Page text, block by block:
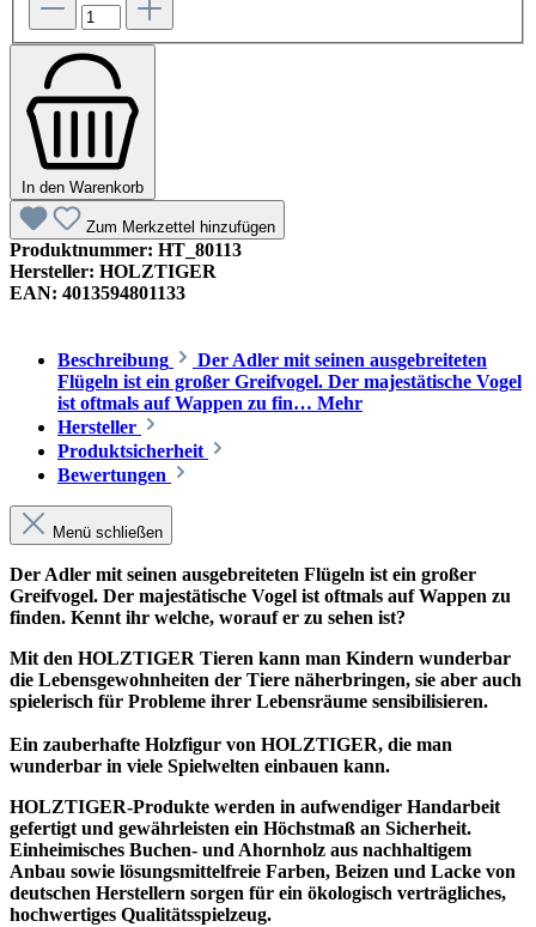
In den Warenkorb
Zum Merkzettel hinzufügen
Produktnummer: HT_80113
Hersteller: HOLZTIGER
EAN: 4013594801133
Beschreibung
Der Adler mit seinen ausgebreiteten
Flügeln ist ein großer Greifvogel. Der majestätische Vogel
ist oftmals auf Wappen zu fin… Mehr
Hersteller
Produktsicherheit
Bewertungen
Menü schließen
Der Adler mit seinen ausgebreiteten Flügeln ist ein großer
Greifvogel. Der majestätische Vogel ist oftmals auf Wappen zu
finden. Kennt ihr welche, worauf er zu sehen ist?
Mit den HOLZTIGER Tieren kann man Kindern wunderbar
die Lebensgewohnheiten der Tiere näherbringen, sie aber auch
spielerisch für Probleme ihrer Lebensräume sensibilisieren.
Ein zauberhafte Holzfigur von HOLZTIGER, die man
wunderbar in viele Spielwelten einbauen kann.
HOLZTIGER-Produkte werden in aufwendiger Handarbeit
gefertigt und gewährleisten ein Höchstmaß an Sicherheit.
Einheimisches Buchen- und Ahornholz aus nachhaltigem
Anbau sowie lösungsmittelfreie Farben, Beizen und Lacke von
deutschen Herstellern sorgen für ein ökologisch verträgliches,
hochwertiges Qualitätsspielzeug.